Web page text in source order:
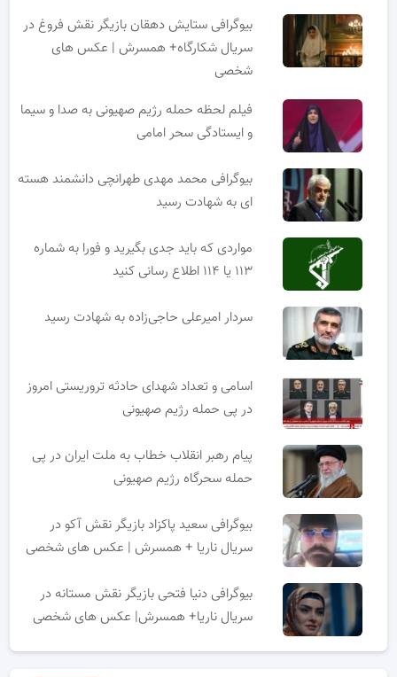
بیوگرافی ستایش دهقان بازیگر نقش فروغ در
سریال شکارگاه+ همسرش | عکس های
شخصی
فیلم لحظه حمله رژیم صهیونی به صدا و سیما
و ایستادگی سحر امامی
بیوگرافی محمد مهدی طهرانچی دانشمند هسته
ای به شهادت رسید
مواردی که باید جدی بگیرید و فورا به شماره
۱۱۳ یا ۱۱۴ اطلاع رسانی کنید
سردار امیرعلی حاجی‌زاده به شهادت رسید
اسامی و تعداد شهدای حادثه تروریستی امروز
در پی حمله رژیم صهیونی
پیام رهبر انقلاب خطاب به ملت ایران در پی
حمله سحرگاه رژیم صهیونی
بیوگرافی سعید پاکزاد بازیگر نقش آکو در
سریال ناریا + همسرش | عکس های شخصی
بیوگرافی دنیا فتحی بازیگر نقش مستانه در
سریال ناریا+ همسرش| عکس های شخصی